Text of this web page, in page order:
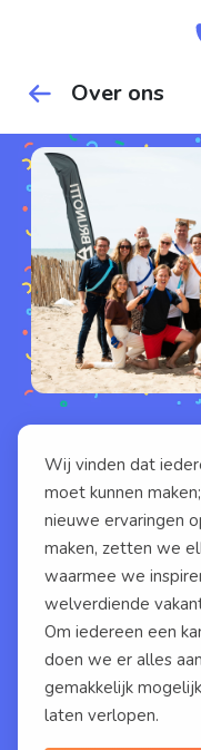
Over ons
Wij vinden dat
moet kunnen
nieuwe ervaringen
maken, zetten we
waarmee we
welverdiende
Om iedereen een
doen we er alles
gemakkelijk
laten verlopen.